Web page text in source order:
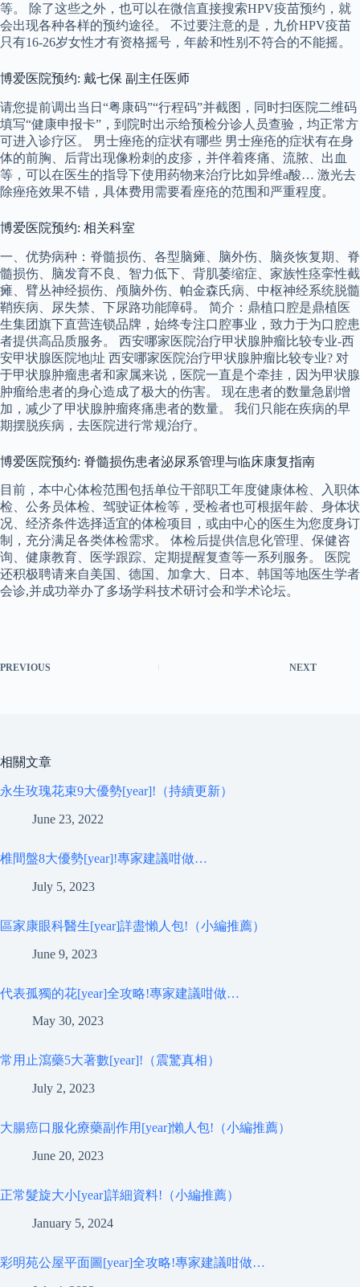
等。 除了这些之外，也可以在微信直接搜索HPV疫苗预约，就
会出现各种各样的预约途径。 不过要注意的是，九价HPV疫苗
只有16-26岁女性才有资格摇号，年龄和性别不符合的不能摇。
博爱医院预约: 戴七保 副主任医师
请您提前调出当日“粤康码”“行程码”并截图，同时扫医院二维码
填写“健康申报卡”，到院时出示给预检分诊人员查验，均正常方
可进入诊疗区。 男士痤疮的症状有哪些 男士痤疮的症状有在身
体的前胸、后背出现像粉刺的皮疹，并伴着疼痛、流脓、出血
等，可以在医生的指导下使用药物来治疗比如异维a酸… 激光去
除痤疮效果不错，具体费用需要看座疮的范围和严重程度。
博爱医院预约: 相关科室
一、优势病种：脊髓损伤、各型脑瘫、脑外伤、脑炎恢复期、脊
髓损伤、脑发育不良、智力低下、背肌萎缩症、家族性痉挛性截
瘫、臂丛神经损伤、颅脑外伤、帕金森氏病、中枢神经系统脱髓
鞘疾病、尿失禁、下尿路功能障碍。 简介：鼎植口腔是鼎植医
生集团旗下直营连锁品牌，始终专注口腔事业，致力于为口腔患
者提供高品质服务。 西安哪家医院治疗甲状腺肿瘤比较专业-西
安甲状腺医院地|址 西安哪家医院治疗甲状腺肿瘤比较专业? 对
于甲状腺肿瘤患者和家属来说，医院一直是个牵挂，因为甲状腺
肿瘤给患者的身心造成了极大的伤害。 现在患者的数量急剧增
加，减少了甲状腺肿瘤疼痛患者的数量。 我们只能在疾病的早
期摆脱疾病，去医院进行常规治疗。
博爱医院预约: 脊髓损伤患者泌尿系管理与临床康复指南
目前，本中心体检范围包括单位干部职工年度健康体检、入职体
检、公务员体检、驾驶证体检等，受检者也可根据年龄、身体状
况、经济条件选择适宜的体检项目，或由中心的医生为您度身订
制，充分满足各类体检需求。 体检后提供信息化管理、保健咨
询、健康教育、医学跟踪、定期提醒复查等一系列服务。 医院
还积极聘请来自美国、德国、加拿大、日本、韩国等地医生学者
会诊,并成功举办了多场学科技术研讨会和学术论坛。
PREVIOUS NEXT
相關文章
永生玫瑰花束9大優勢[year]!（持續更新）
June 23, 2022
椎間盤8大優勢[year]!專家建議咁做…
July 5, 2023
區家康眼科醫生[year]詳盡懶人包!（小編推薦）
June 9, 2023
代表孤獨的花[year]全攻略!專家建議咁做…
May 30, 2023
常用止瀉藥5大著數[year]!（震驚真相）
July 2, 2023
大腸癌口服化療藥副作用[year]懶人包!（小編推薦）
June 20, 2023
正常髮旋大小[year]詳細資料!（小編推薦）
January 5, 2024
彩明苑公屋平面圖[year]全攻略!專家建議咁做…